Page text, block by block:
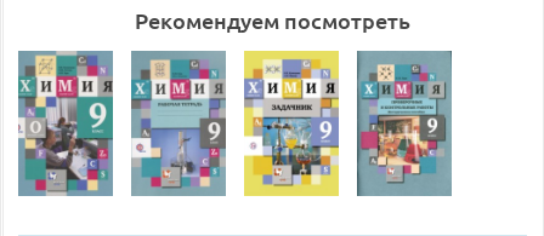
Рекомендуем посмотреть